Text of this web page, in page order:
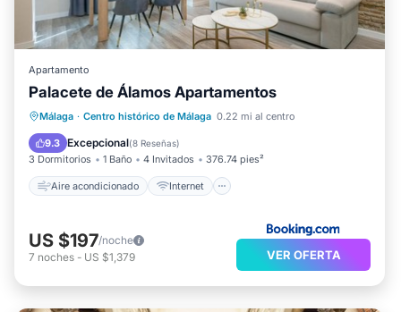
Apartamento
Palacete de Álamos Apartamentos
Málaga · Centro histórico de Málaga 0.22 mi al centro
9.3 Excepcional(8 Reseñas)
3 Dormitorios 1 Baño 4 Invitados 376.74 pies²
Aire acondicionado Internet
Aire acondicionado
Internet
Apto para niños
US $197/noche
7 noches - US $1,379 VER OFERTA